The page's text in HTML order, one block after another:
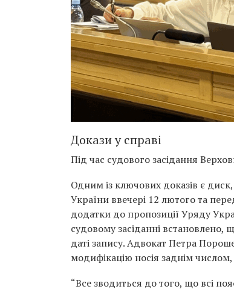
Докази у справі
Під час судового засідання
Одним із ключових доказів є
України ввечері 12 лютого та
додатки до пропозиції Уряду
судовому засіданні
даті запису. Адвокат Петра
модифікацію носія заднім
“Все зводиться до того, що всі